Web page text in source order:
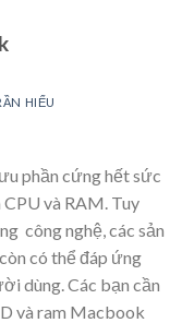
HIẾU
phần cứng hết sức
và RAM. Tuy
công nghệ, các sản
có thể đáp ứng
dùng. Các bạn cần
và ram Macbook